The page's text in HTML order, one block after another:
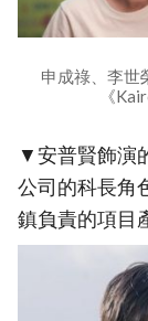
申成祿、李世
《
▼安普賢飾演
公司的科長角
鎮負責的項目